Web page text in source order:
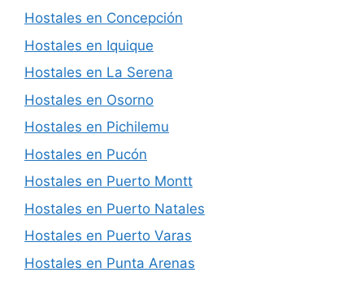
Hostales en Concepción
Hostales en Iquique
Hostales en La Serena
Hostales en Osorno
Hostales en Pichilemu
Hostales en Pucón
Hostales en Puerto Montt
Hostales en Puerto Natales
Hostales en Puerto Varas
Hostales en Punta Arenas